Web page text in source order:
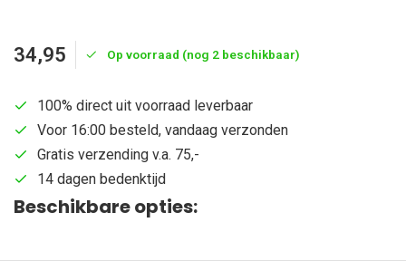
34,95 Op voorraad (nog 2 beschikbaar)
100% direct uit voorraad leverbaar
Voor 16:00 besteld, vandaag verzonden
Gratis verzending v.a. 75,-
14 dagen bedenktijd
Beschikbare opties: